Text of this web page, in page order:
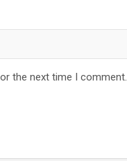
the next time I comment.